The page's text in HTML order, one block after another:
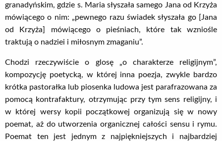
granadyńskim, gdzie s. Maria słyszała samego Jana od Krzyża
mówiącego o nim: „pewnego razu świadek słyszała go [Jana
od Krzyża] mówiącego o pieśniach, które tak wzniośle
traktują o nadziei i miłosnym zmaganiu”.
Chodzi rzeczywiście o glosę „o charakterze religijnym”,
kompozycję poetycką, w której inna poezja, zwykle bardzo
krótka pastorałka lub piosenka ludowa jest parafrazowana za
pomocą kontrafaktury, otrzymując przy tym sens religijny, i
w której wersy kopii początkowej organizują się w nowy
poemat, aż do utworzenia organicznej całości sensu i rymu.
Poemat ten jest jednym z najpiękniejszych i najbardziej